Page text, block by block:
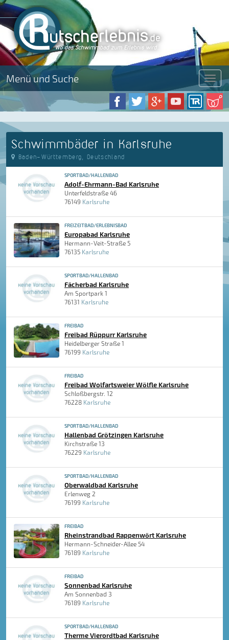
Menü und Suche Menü
Schwimmbäder in Karlsruhe
Baden-Württemberg, Deutschland
SPORTBAD/HALLENBAD
Adolf-Ehrmann-Bad Karlsruhe
Unterfeldstraße 46
76149 Karlsruhe
FREIZEITBAD/ERLEBNISBAD
Europabad Karlsruhe
Hermann-Veit-Straße 5
76135 Karlsruhe
SPORTBAD/HALLENBAD
Fächerbad Karlsruhe
Am Sportpark 1
76131 Karlsruhe
FREIBAD
Freibad Rüppurr Karlsruhe
Heidelberger Straße 1
76199 Karlsruhe
FREIBAD
Freibad Wolfartsweier Wölfle Karlsruhe
Schloßbergstr. 12
76228 Karlsruhe
SPORTBAD/HALLENBAD
Hallenbad Grötzingen Karlsruhe
Kirchstraße 13
76229 Karlsruhe
SPORTBAD/HALLENBAD
Oberwaldbad Karlsruhe
Erlenweg 2
76199 Karlsruhe
FREIBAD
Rheinstrandbad Rappenwört Karlsruhe
Hermann-Schneider-Allee 54
76189 Karlsruhe
FREIBAD
Sonnenbad Karlsruhe
Am Sonnenbad 3
76189 Karlsruhe
SPORTBAD/HALLENBAD
Therme Vierordtbad Karlsruhe